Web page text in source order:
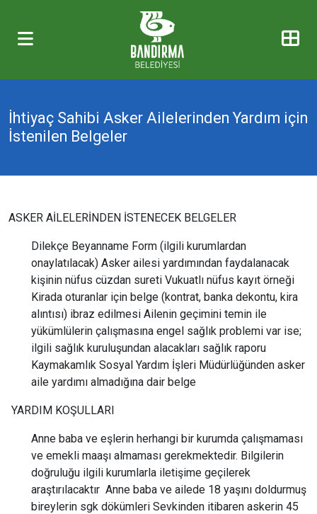
İhtiyaç Sahibi Asker Ailelerinden Yardım için
İstenilen Belgeler
ASKER AİLELERİNDEN İSTENECEK BELGELER
Dilekçe Beyanname Form (ilgili kurumlardan
onaylatılacak) Asker ailesi yardımından faydalanacak
kişinin nüfus cüzdan sureti Vukuatlı nüfus kayıt örneği
Kirada oturanlar için belge (kontrat, banka dekontu, kira
alıntısı) ibraz edilmesi Ailenin geçimini temin ile
yükümlülerin çalışmasına engel sağlık problemi var ise;
ilgili sağlık kuruluşundan alacakları sağlık raporu
Kaymakamlık Sosyal Yardım İşleri Müdürlüğünden asker
aile yardımı almadığına dair belge
YARDIM KOŞULLARI
Anne baba ve eşlerin herhangi bir kurumda çalışmaması
ve emekli maaşı almaması gerekmektedir. Bilgilerin
doğruluğu ilgili kurumlarla iletişime geçilerek
araştırılacaktır Anne baba ve ailede 18 yaşını doldurmuş
bireylerin sgk dökümleri Sevkinden itibaren askerin 45